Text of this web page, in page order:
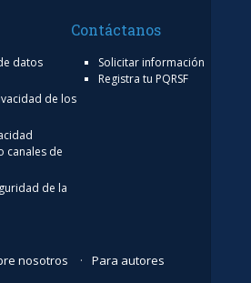
datos
de los
canales de
de la
Contáctanos
Solicitar información
Registra tu PQRSF
nosotros
Para autores